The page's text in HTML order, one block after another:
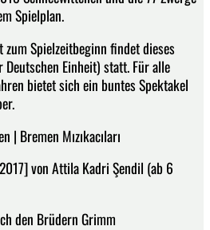
Spielplan.
Spielzeitbeginn findet dieses
Deutschen Einheit) statt. Für alle
bietet sich ein buntes Spektakel
| Bremen Mızıkacıları
von Attila Kadri Şendil (ab 6
den Brüdern Grimm